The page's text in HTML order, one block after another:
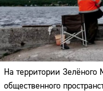
На территории Зелёного
общественного